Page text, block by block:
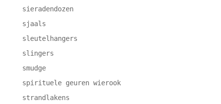
sieradendozen
sjaals
sleutelhangers
slingers
smudge
spirituele geuren wierook
strandlakens